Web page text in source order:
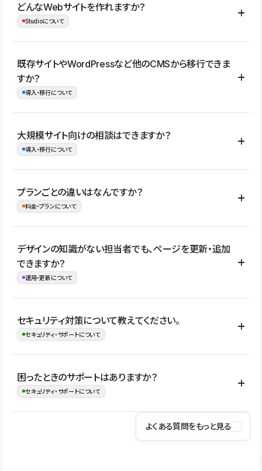
どんなWebサイトを作れますか？
Studioについて
コーポレートサイト、サービスサイト、LP、採用サイト、ブロ
グ・メディア、イベントサイト、店舗・商品紹介サイト、ポートフ
ォリオなど幅広く制作できます。
既存サイトやWordPressなど他のCMSから移行できま
すか？
導入・移行について
はい。既存サイトの構成やコンテンツ、URLを整理したうえで、
Studio上に再構築する形で移行できます。 WordPressの場合は、
イト全体のデザインや設定がそのまま移行されるわけではないた
め、移行後にページ構成やデザイン、CMS設計、URL・リダイレク
大規模サイト向けの相談はできますか？
導入・移行について
はい。アクセス規模が大きいサイトや、複数部門での運用、権限管
理、セキュリティ確認、既存システムとの連携など、個別の要件が
ない段階でも、お問い合わせください。
お問合せはこちら
プランごとの違いはなんですか？
料金・プランについて
公開ページ数、バージョン履歴の期間、CMS利用数の上限、権限
管理の有無などがプランごとに異なります。詳しくは料金プランペ
ージをご覧ください。
デザインの知識がない担当者でも、ページを更新・追加
できますか？
運用・更新について
はい。CMSやコンポーネントを活用して更新範囲を設計しておく
ことで、デザインを崩しにくい状態で運用できます。 さらにコン
ながらレイアウトに影響を与えずに更新作業を進めやすくなりま
す。
セキュリティ対策について教えてください。
セキュリティ・サポートについて
Studioでは、公開サイトやサービスを安全に利用できるよう、通信
の暗号化、データ保護、アクセス管理、脆弱性対策など、複数の観
はSSL/TLSによる通信暗号化に対応しており、悪質なスクリプトの
困ったときのサポートはありますか？
セキュリティ・サポートについて
操作方法や機能については、ヘルプセンターでご確認いただけま
よくある質問をもっと見る